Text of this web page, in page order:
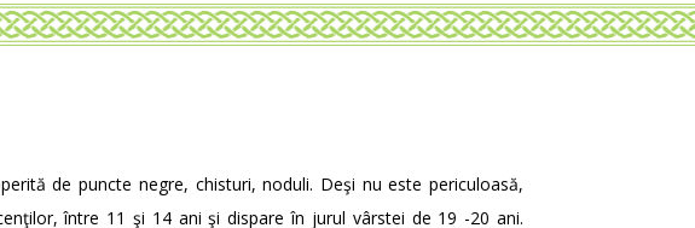
de puncte negre, chisturi, noduli. Deşi nu este periculoasă,
între 11 şi 14 ani şi dispare în jurul vârstei de 19 -20 ani.